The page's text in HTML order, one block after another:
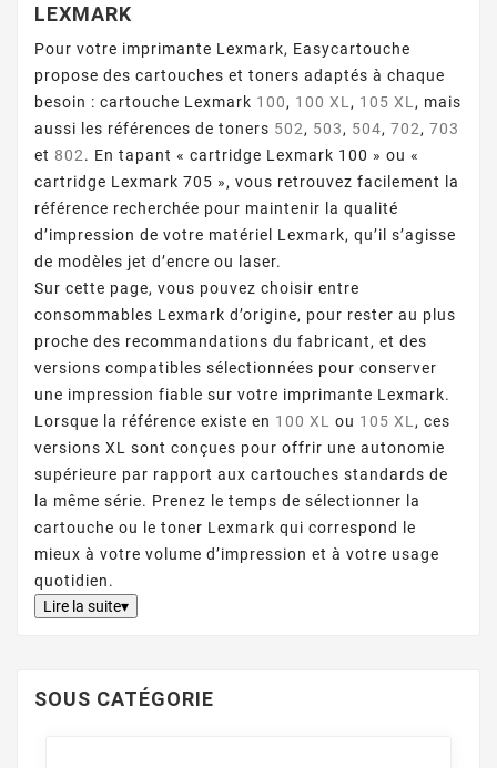
LEXMARK
Pour votre imprimante Lexmark, Easycartouche
propose des cartouches et toners adaptés à chaque
besoin : cartouche Lexmark 100, 100 XL , 105 XL , mais
aussi les références de toners 502, 503, 504, 702, 703
et 802. En tapant « cartridge Lexmark 100 » ou «
cartridge Lexmark 705 », vous retrouvez facilement la
référence recherchée pour maintenir la qualité
d’impression de votre matériel Lexmark, qu’il s’agisse
de modèles jet d’encre ou laser.
Sur cette page, vous pouvez choisir entre
consommables Lexmark d’origine, pour rester au plus
proche des recommandations du fabricant, et des
versions compatibles sélectionnées pour conserver
une impression fiable sur votre imprimante Lexmark.
Lorsque la référence existe en 100 XL ou 105 XL , ces
versions XL sont conçues pour offrir une autonomie
supérieure par rapport aux cartouches standards de
la même série. Prenez le temps de sélectionner la
cartouche ou le toner Lexmark qui correspond le
mieux à votre volume d’impression et à votre usage
quotidien.
Lire la suite▾
SOUS CATÉGORIE